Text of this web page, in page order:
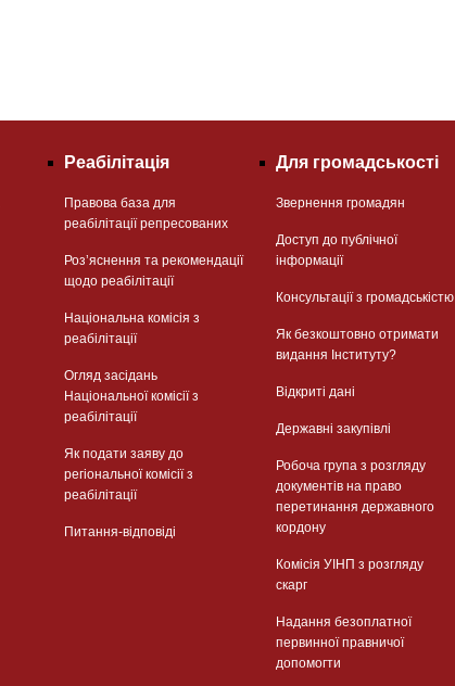
Реабілітація
Правова база для
реабілітації репресованих
Розʼяснення та рекомендації
щодо реабілітації
Національна комісія з
реабілітації
Огляд засідань
Національної комісії з
реабілітації
Як подати заяву до
регіональної комісії з
реабілітації
Питання-відповіді
Для громадськості
Звернення громадян
Доступ до публічної
інформації
Консультації з громадськістю
Як безкоштовно отримати
видання Інституту?
Відкриті дані
Державні закупівлі
Робоча група з розгляду
документів на право
перетинання державного
кордону
Комісія УІНП з розгляду
скарг
Надання безоплатної
первинної правничої
допомогти